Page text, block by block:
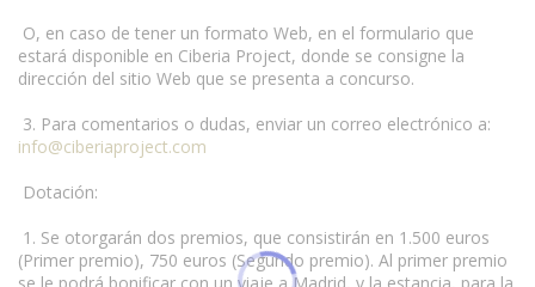
O, en caso de tener un formato Web, en el formulario que
estará disponible en Ciberia Project, donde se consigne la
dirección del sitio Web que se presenta a concurso.
3. Para comentarios o dudas, enviar un correo electrónico a:
info@ciberiaproject.com
Dotación:
1. Se otorgarán dos premios, que consistirán en 1.500 euros
(Primer premio), 750 euros (Segundo premio). Al primer premio
se le podrá bonificar con un viaje a Madrid, y la estancia, para la